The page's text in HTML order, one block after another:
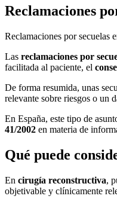
Reclamaciones
Reclamaciones por secuelas
Las reclamaciones por
facilitada al paciente, el
De forma resumida, unas
relevante sobre riesgos o un
En España, este tipo de
41/2002 en materia de
Qué puede
En cirugía reconstructiva,
objetivable y clínicamente